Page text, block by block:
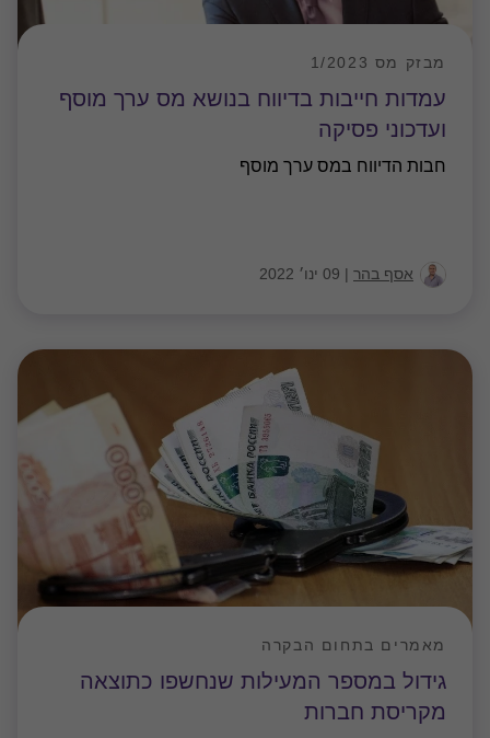
עמדות חייבות בדיווח בנושא מס ערך מוסף
ועדכוני פסיקה
מבזק מס 1/2023
חבות הדיווח במס ערך מוסף
אסף בהר | 09 ינו׳ 2022
גידול במספר המעילות שנחשפו כתוצאה
מקריסת חברות
מאמרים בתחום הבקרה